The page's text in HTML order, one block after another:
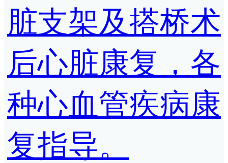
脏支架及搭桥术
后心脏康复，各
种心血管疾病康
复指导。